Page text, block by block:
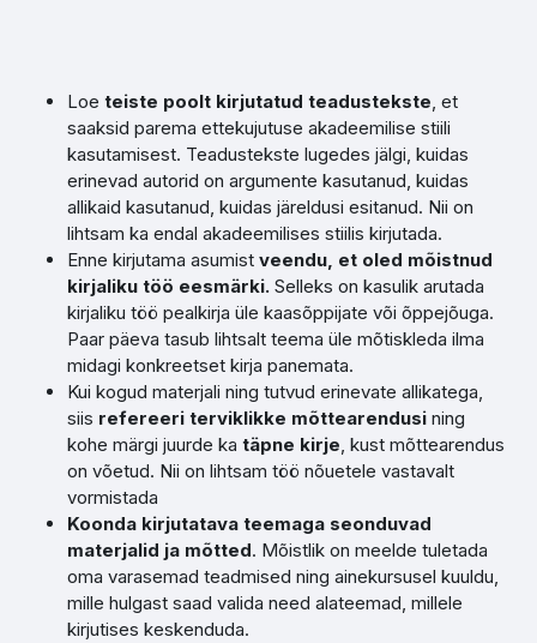
Loe teiste poolt kirjutatud teadustekste, et
saaksid parema ettekujutuse akadeemilise stiili
kasutamisest. Teadustekste lugedes jälgi, kuidas
erinevad autorid on argumente kasutanud, kuidas
allikaid kasutanud, kuidas järeldusi esitanud. Nii on
lihtsam ka endal akadeemilises stiilis kirjutada.
Enne kirjutama asumist veendu, et oled mõistnud
kirjaliku töö eesmärki. Selleks on kasulik arutada
kirjaliku töö pealkirja üle kaasõppijate või õppejõuga.
Paar päeva tasub lihtsalt teema üle mõtiskleda ilma
midagi konkreetset kirja panemata.
Kui kogud materjali ning tutvud erinevate allikatega,
siis refereeri terviklikke mõttearendusi ning
kohe märgi juurde ka täpne kirje, kust mõttearendus
on võetud. Nii on lihtsam töö nõuetele vastavalt
vormistada
Koonda kirjutatava teemaga seonduvad
materjalid ja mõtted. Mõistlik on meelde tuletada
oma varasemad teadmised ning ainekursusel kuuldu,
mille hulgast saad valida need alateemad, millele
kirjutises keskenduda.